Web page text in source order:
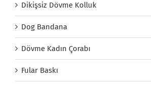
Dikişsiz Dövme Kolluk
Dog Bandana
Dövme Kadın Çorabı
Fular Baskı